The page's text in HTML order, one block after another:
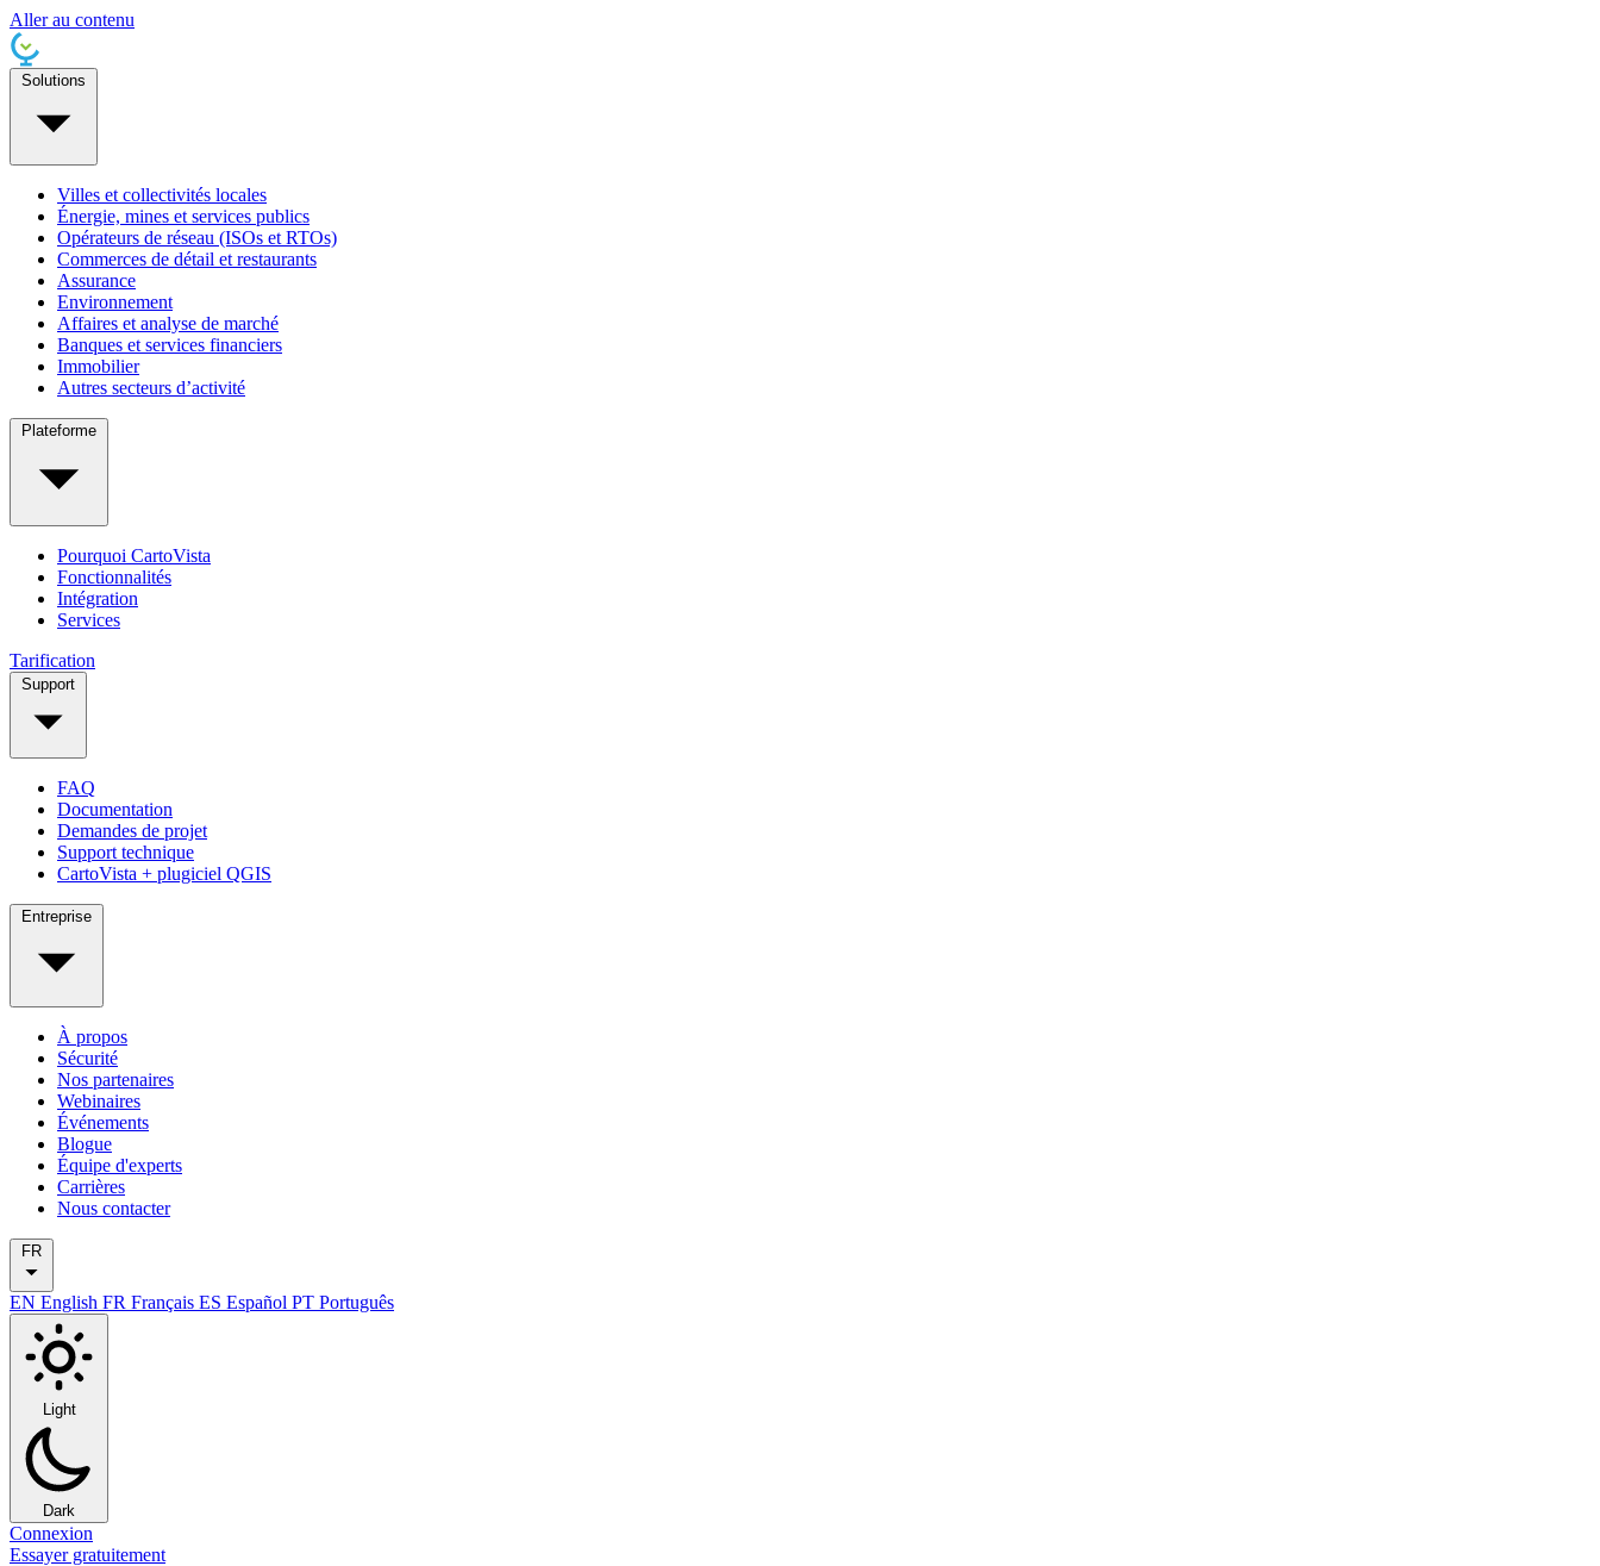
Aller au contenu
Villes et collectivités locales
Énergie, mines et services publics
Opérateurs de réseau (ISOs et RTOs)
Commerces de détail et restaurants
Assurance
Environnement
Affaires et analyse de marché
Banques et services financiers
Immobilier
Autres secteurs d’activité
Pourquoi CartoVista
Fonctionnalités
Intégration
Services
Tarification
FAQ
Documentation
Demandes de projet
Support technique
CartoVista + plugiciel QGIS
À propos
Sécurité
Nos partenaires
Webinaires
Événements
Blogue
Équipe d'experts
Carrières
Nous contacter
EN English FR Français ES Español PT Português
Light
Dark
Connexion
Essayer gratuitement